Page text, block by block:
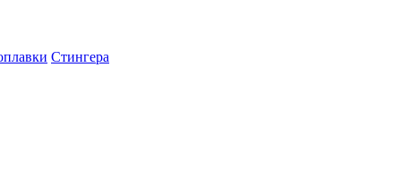
Стингера